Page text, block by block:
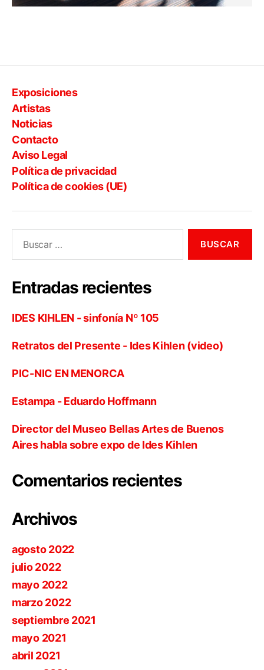
Exposiciones
Artistas
Noticias
Contacto
Aviso Legal
Política de privacidad
Política de cookies (UE)
Entradas recientes
IDES KIHLEN - sinfonía Nº 105
Retratos del Presente - Ides Kihlen (video)
PIC-NIC EN MENORCA
Estampa - Eduardo Hoffmann
Director del Museo Bellas Artes de Buenos
Aires habla sobre expo de Ides Kihlen
Comentarios recientes
Archivos
agosto 2022
julio 2022
mayo 2022
marzo 2022
septiembre 2021
mayo 2021
abril 2021